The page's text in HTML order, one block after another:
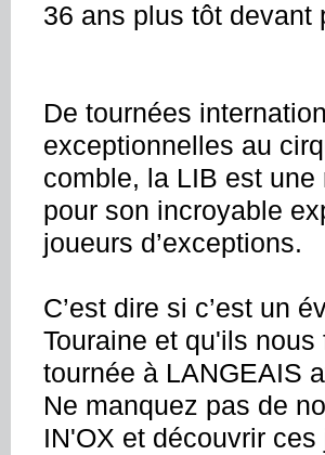
36 ans plus tôt
De tournées
exceptionnelles au
comble, la LIB est une
pour son incroyable
joueurs d’exceptions.
C’est dire si c’est un
Touraine et qu'ils
tournée à LANGEAIS
Ne manquez pas de
IN'OX et découvrir